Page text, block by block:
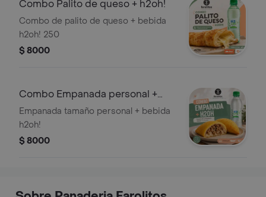
Combo Palito de queso + h2oh!
Combo de palito de queso + bebida
h2oh! 250
$ 8000
Combo Empanada personal +
h2oh!
Empanada tamaño personal + bebida
h2oh!
$ 8000